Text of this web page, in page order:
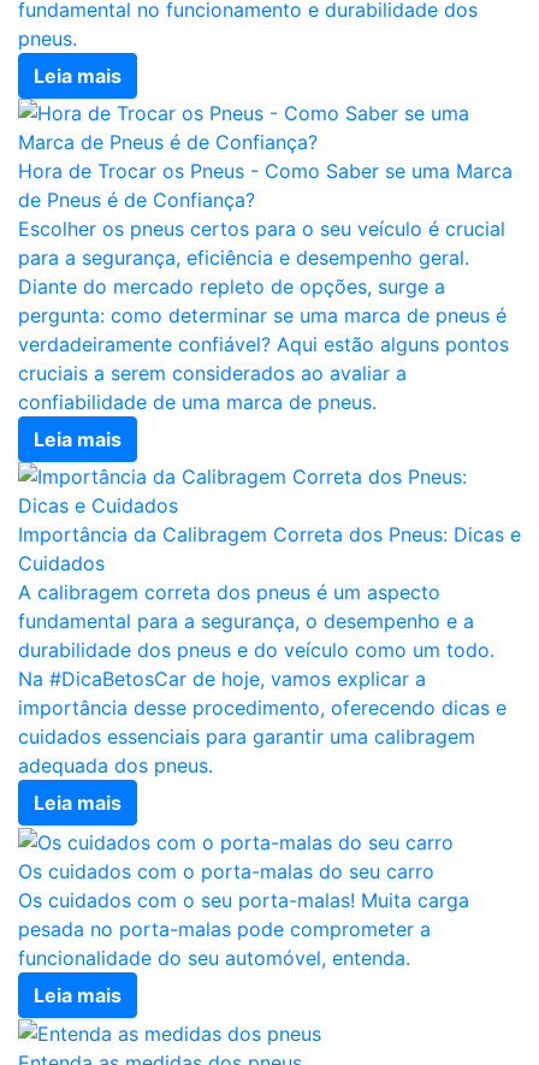
fundamental no funcionamento e durabilidade dos
pneus.
Leia mais
Hora de Trocar os Pneus - Como Saber se uma Marca
de Pneus é de Confiança?
Escolher os pneus certos para o seu veículo é crucial
para a segurança, eficiência e desempenho geral.
Diante do mercado repleto de opções, surge a
pergunta: como determinar se uma marca de pneus é
verdadeiramente confiável? Aqui estão alguns pontos
cruciais a serem considerados ao avaliar a
confiabilidade de uma marca de pneus.
Leia mais
Importância da Calibragem Correta dos Pneus: Dicas e
Cuidados
A calibragem correta dos pneus é um aspecto
fundamental para a segurança, o desempenho e a
durabilidade dos pneus e do veículo como um todo.
Na #DicaBetosCar de hoje, vamos explicar a
importância desse procedimento, oferecendo dicas e
cuidados essenciais para garantir uma calibragem
adequada dos pneus.
Leia mais
Os cuidados com o porta-malas do seu carro
Os cuidados com o seu porta-malas! Muita carga
pesada no porta-malas pode comprometer a
funcionalidade do seu automóvel, entenda.
Leia mais